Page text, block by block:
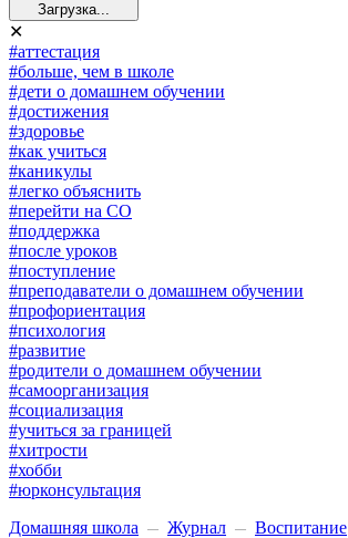
Загрузка...
✕
#аттестация
#больше, чем в школе
#дети о домашнем обучении
#достижения
#здоровье
#как учиться
#каникулы
#легко объяснить
#перейти на СО
#поддержка
#после уроков
#поступление
#преподаватели о домашнем обучении
#профориентация
#психология
#развитие
#родители о домашнем обучении
#самоорганизация
#социализация
#учиться за границей
#хитрости
#хобби
#юрконсультация
Домашняя школа
Журнал Воспитание